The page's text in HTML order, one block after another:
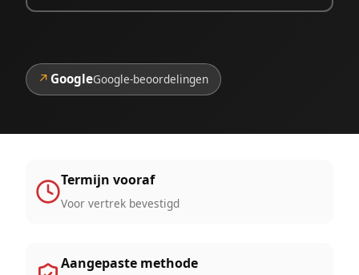
↗ GoogleGoogle-beoordelingen
Termijn vooraf
Voor vertrek bevestigd
Aangepaste methode